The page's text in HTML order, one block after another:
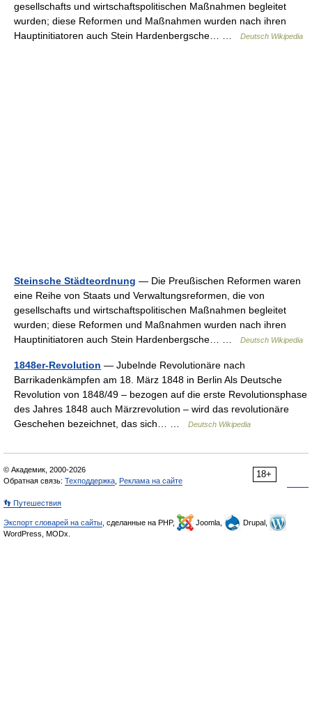
gesellschafts und wirtschaftspolitischen Maßnahmen begleitet
wurden; diese Reformen und Maßnahmen wurden nach ihren
Hauptinitiatoren auch Stein Hardenbergsche… …
Deutsch Wikipedia
Steinsche Städteordnung — Die Preußischen Reformen waren
eine Reihe von Staats und Verwaltungsreformen, die von
gesellschafts und wirtschaftspolitischen Maßnahmen begleitet
wurden; diese Reformen und Maßnahmen wurden nach ihren
Hauptinitiatoren auch Stein Hardenbergsche… …
Deutsch Wikipedia
1848er-Revolution — Jubelnde Revolutionäre nach
Barrikadenkämpfen am 18. März 1848 in Berlin Als Deutsche
Revolution von 1848/49 – bezogen auf die erste Revolutionsphase
des Jahres 1848 auch Märzrevolution – wird das revolutionäre
Geschehen bezeichnet, das sich… …
Deutsch Wikipedia
18+
© Академик, 2000-2026
Обратная связь: Техподдержка Реклама на сайте
👣 Путешествия
Экспорт словарей на сайты , сделанные на PHP, Joomla,
Drupal,
WordPress, MODx.